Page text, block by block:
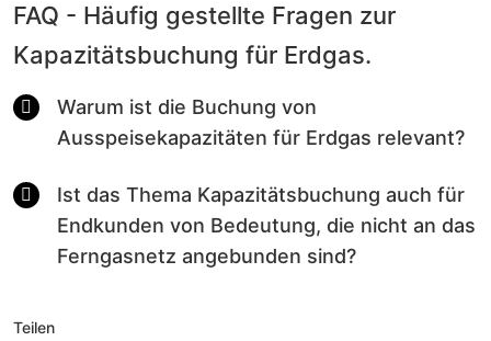
FAQ - Häufig gestellte Fragen zur
Kapazitätsbuchung für Erdgas.
Warum ist die Buchung von
Ausspeisekapazitäten für Erdgas relevant?
Ist das Thema Kapazitätsbuchung auch für
Endkunden von Bedeutung, die nicht an das
Ferngasnetz angebunden sind?
Teilen